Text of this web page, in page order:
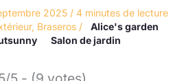
2025 / 4 minutes de lecture
, Braseros /
Alice's garden
Salon de jardin